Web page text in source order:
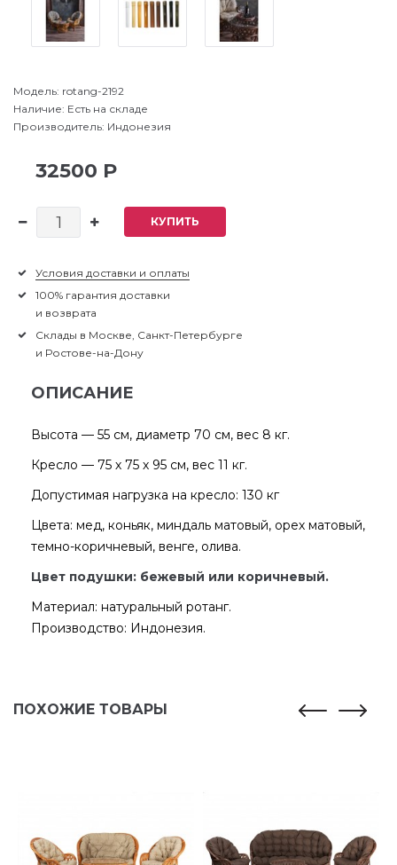
Модель: rotang-2192
Наличие: Есть на складе
Производитель: Индонезия
32500 Р
КУПИТЬ
Условия доставки и оплаты
100% гарантия доставки
и возврата
Склады в Москве, Санкт-Петербурге
и Ростове-на-Дону
ОПИСАНИЕ
Высота — 55 см, диаметр 70 см, вес 8 кг.
Кресло — 75 х 75 х 95 см, вес 11 кг.
Допустимая нагрузка на кресло: 130 кг
Цвета: мед, коньяк, миндаль матовый, орех матовый,
темно-коричневый, венге, олива.
Цвет подушки: бежевый или коричневый.
Материал: натуральный ротанг.
Производство: Индонезия.
ПОХОЖИЕ ТОВАРЫ